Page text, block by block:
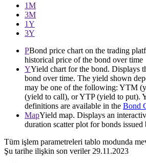
1М
3М
1Y
3Y
PBond price chart on the trading
historical price of the bond over time
YYield chart for the bond. Displays
bond over time. The yield shown
may be one of the following: YTM
(yield to call), or YTP (yield to put).
definitions are available in the Bond
MapYield map. Displays an
duration scatter plot for bonds issued
Tüm işlem parametreleri tablo modunda
Şu tarihe ilişkin son veriler 29.11.2023